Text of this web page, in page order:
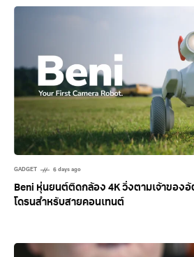
GADGET 6 days ago
Beni หุ่นยนต์ติดกล้อง 4K วิ่งตามเจ้าของ
โดรนสำหรับสายคอนเทนต์